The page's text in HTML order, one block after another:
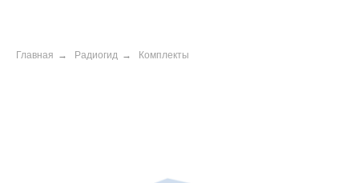
Главная → Радиогид → Комплекты